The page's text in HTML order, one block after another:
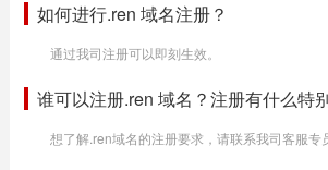
如何进行.ren 域名注册？
通过我司注册可以即刻生效。
谁可以注册.ren 域名？注册有什么特
想了解.ren域名的注册要求，请联系我司客服专